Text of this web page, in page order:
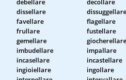
dissellare dissuggellare
favellare flagellare
frullare fustellare
gemellare giocherellare
imbudellare impallare
incasellare incastellare
ingioiellare ingollare